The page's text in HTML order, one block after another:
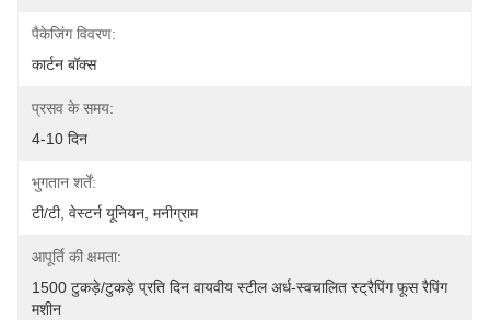
पैकेजिंग विवरण:
कार्टन बॉक्स
प्रसव के समय:
4-10 दिन
भुगतान शर्तें:
टी/टी, वेस्टर्न यूनियन, मनीग्राम
आपूर्ति की क्षमता:
1500 टुकड़े/टुकड़े प्रति दिन वायवीय स्टील अर्ध-स्वचालित स्ट्रैपिंग फूस रैपिंग
मशीन